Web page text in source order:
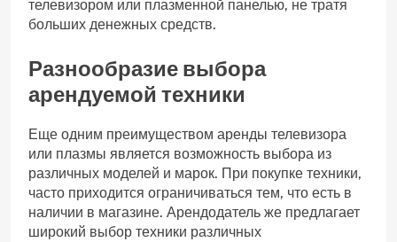
телевизором или плазменной панелью, не тратя
больших денежных средств.
Разнообразие выбора
арендуемой техники
Еще одним преимуществом аренды телевизора
или плазмы является возможность выбора из
различных моделей и марок. При покупке техники,
часто приходится ограничиваться тем, что есть в
наличии в магазине. Арендодатель же предлагает
широкий выбор техники различных